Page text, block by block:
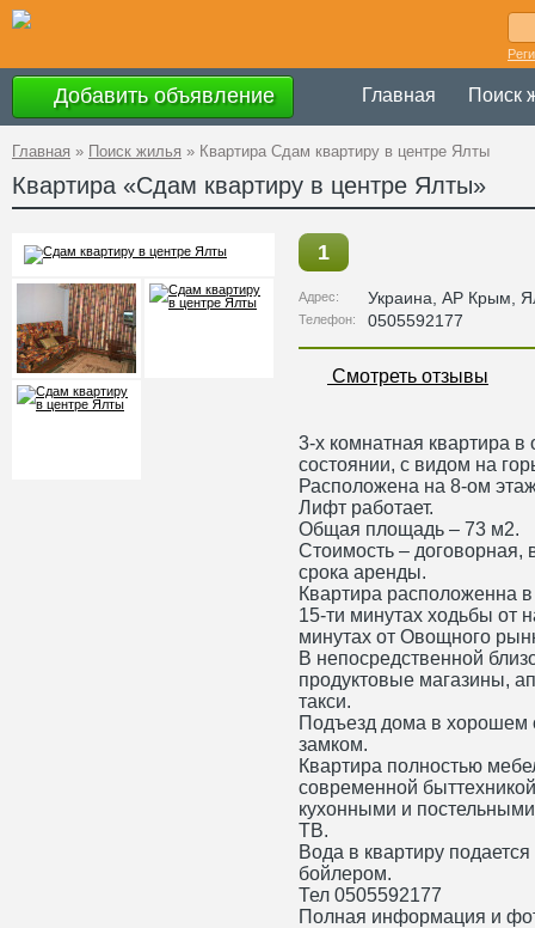
Добавить объявление Главная Поиск
Главная » Поиск жилья » Квартира Сдам квартиру в центре Ялты
Квартира «Сдам квартиру в центре Ялты»
1
Адрес: Украина АР Крым ,
Телефон: 0505592177
Смотреть отзывы
3-х комнатная квартира
состоянии, с видом на
Расположена на 8-ом
Лифт работает.
Общая площадь – 73 м2.
Стоимость – договорная,
срока аренды.
Квартира расположенна
15-ти минутах ходьбы от
минутах от Овощного
В непосредственной
продуктовые магазины,
такси.
Подъезд дома в хорошем
замком.
Квартира полностью
современной
кухонными и
ТВ.
Вода в квартиру
бойлером.
Тел 0505592177
Полная информация и